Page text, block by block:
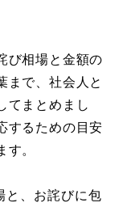
び相場と金額の
まで、社会人と
てまとめまし
するための目安
。
と、お詫びに包